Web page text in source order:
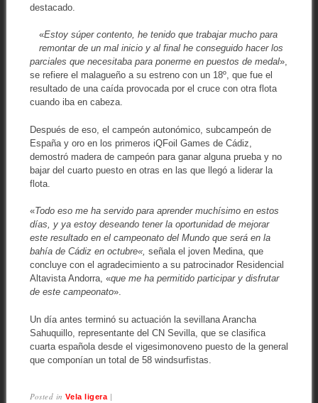
destacado.
«Estoy súper contento, he tenido que trabajar mucho para
remontar de un mal inicio y al final he conseguido hacer los
parciales que necesitaba para ponerme en puestos de medal»,
se refiere el malagueño a su estreno con un 18º, que fue el
resultado de una caída provocada por el cruce con otra flota
cuando iba en cabeza.
Después de eso, el campeón autonómico, subcampeón de
España y oro en los primeros iQFoil Games de Cádiz,
demostró madera de campeón para ganar alguna prueba y no
bajar del cuarto puesto en otras en las que llegó a liderar la
flota.
«Todo eso me ha servido para aprender muchísimo en estos
días, y ya estoy deseando tener la oportunidad de mejorar
este resultado en el campeonato del Mundo que será en la
bahía de Cádiz en octubre«, señala el joven Medina, que
concluye con el agradecimiento a su patrocinador Residencial
Altavista Andorra, «que me ha permitido participar y disfrutar
de este campeonato».
Un día antes terminó su actuación la sevillana Arancha
Sahuquillo, representante del CN Sevilla, que se clasifica
cuarta española desde el vigesimonoveno puesto de la general
que componían un total de 58 windsurfistas.
Posted inVela ligera |